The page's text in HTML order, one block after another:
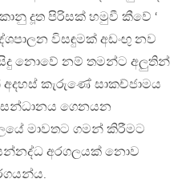
දූත පිරිසක් හමුවී කීවේ ‘
විසඳුමක් අඩංඟු නව
සිදු නොවේ නම් තමන්ට අලුතින්
කැරුණේ සාකච්ජාමය
සන්ධානය ගෙනයන
මාවතට ගමන් කිරීමට
අරගලයක් නොව